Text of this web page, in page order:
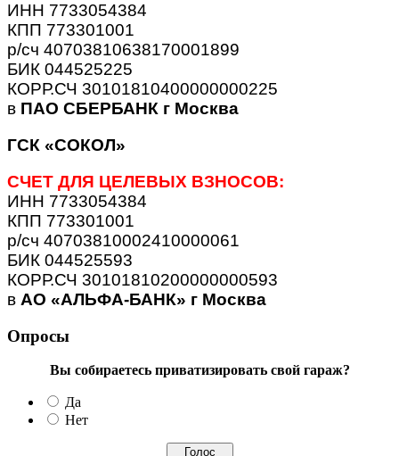
ИНН 7733054384
КПП 773301001
р/сч 40703810638170001899
БИК 044525225
КОРР.СЧ 30101810400000000225
в ПАО СБЕРБАНК г Москва
ГСК «СОКОЛ»
СЧЕТ ДЛЯ ЦЕЛЕВЫХ ВЗНОСОВ:
ИНН 7733054384
КПП 773301001
р/сч 40703810002410000061
БИК 044525593
КОРР.СЧ 30101810200000000593
в АО «АЛЬФА-БАНК» г Москва
Опросы
Вы собираетесь приватизировать свой гараж?
Да
Нет